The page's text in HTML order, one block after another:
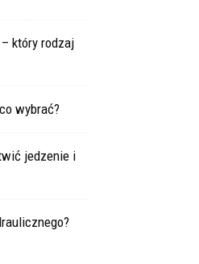
który rodzaj
wybrać?
jedzenie i